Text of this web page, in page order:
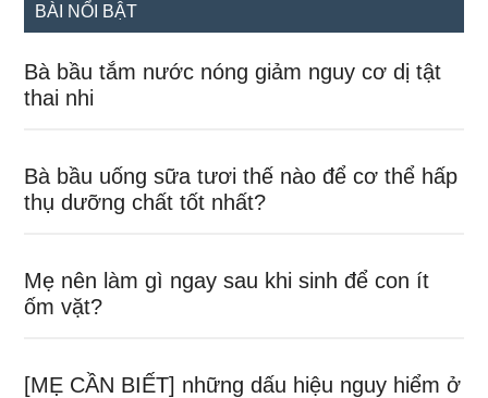
BÀI NỔI BẬT
Bà bầu tắm nước nóng giảm nguy cơ dị tật
thai nhi
Bà bầu uống sữa tươi thế nào để cơ thể hấp
thụ dưỡng chất tốt nhất?
Mẹ nên làm gì ngay sau khi sinh để con ít
ốm vặt?
[MẸ CẦN BIẾT] những dấu hiệu nguy hiểm ở